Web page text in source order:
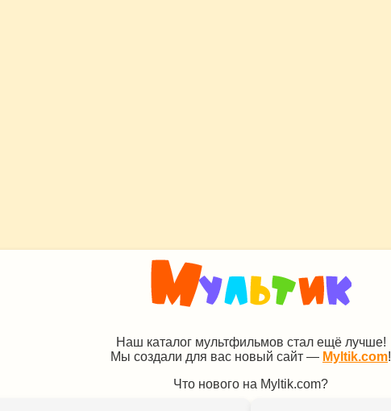
Наш каталог мультфильмов стал ещё лучше!
Мы создали для вас новый сайт — Myltik.com!
Что нового на Myltik.com?